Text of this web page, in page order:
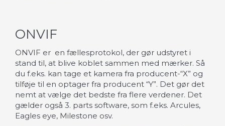
ONVIF
ONVIF er en fællesprotokol, der gør udstyret i
stand til, at blive koblet sammen med mærker. Så
du f.eks. kan tage et kamera fra producent-“X” og
tilføje til en optager fra producent “Y”. Det gør det
nemt at vælge det bedste fra flere verdener. Det
gælder også 3. parts software, som f.eks. Arcules,
Eagles eye, Milestone osv.